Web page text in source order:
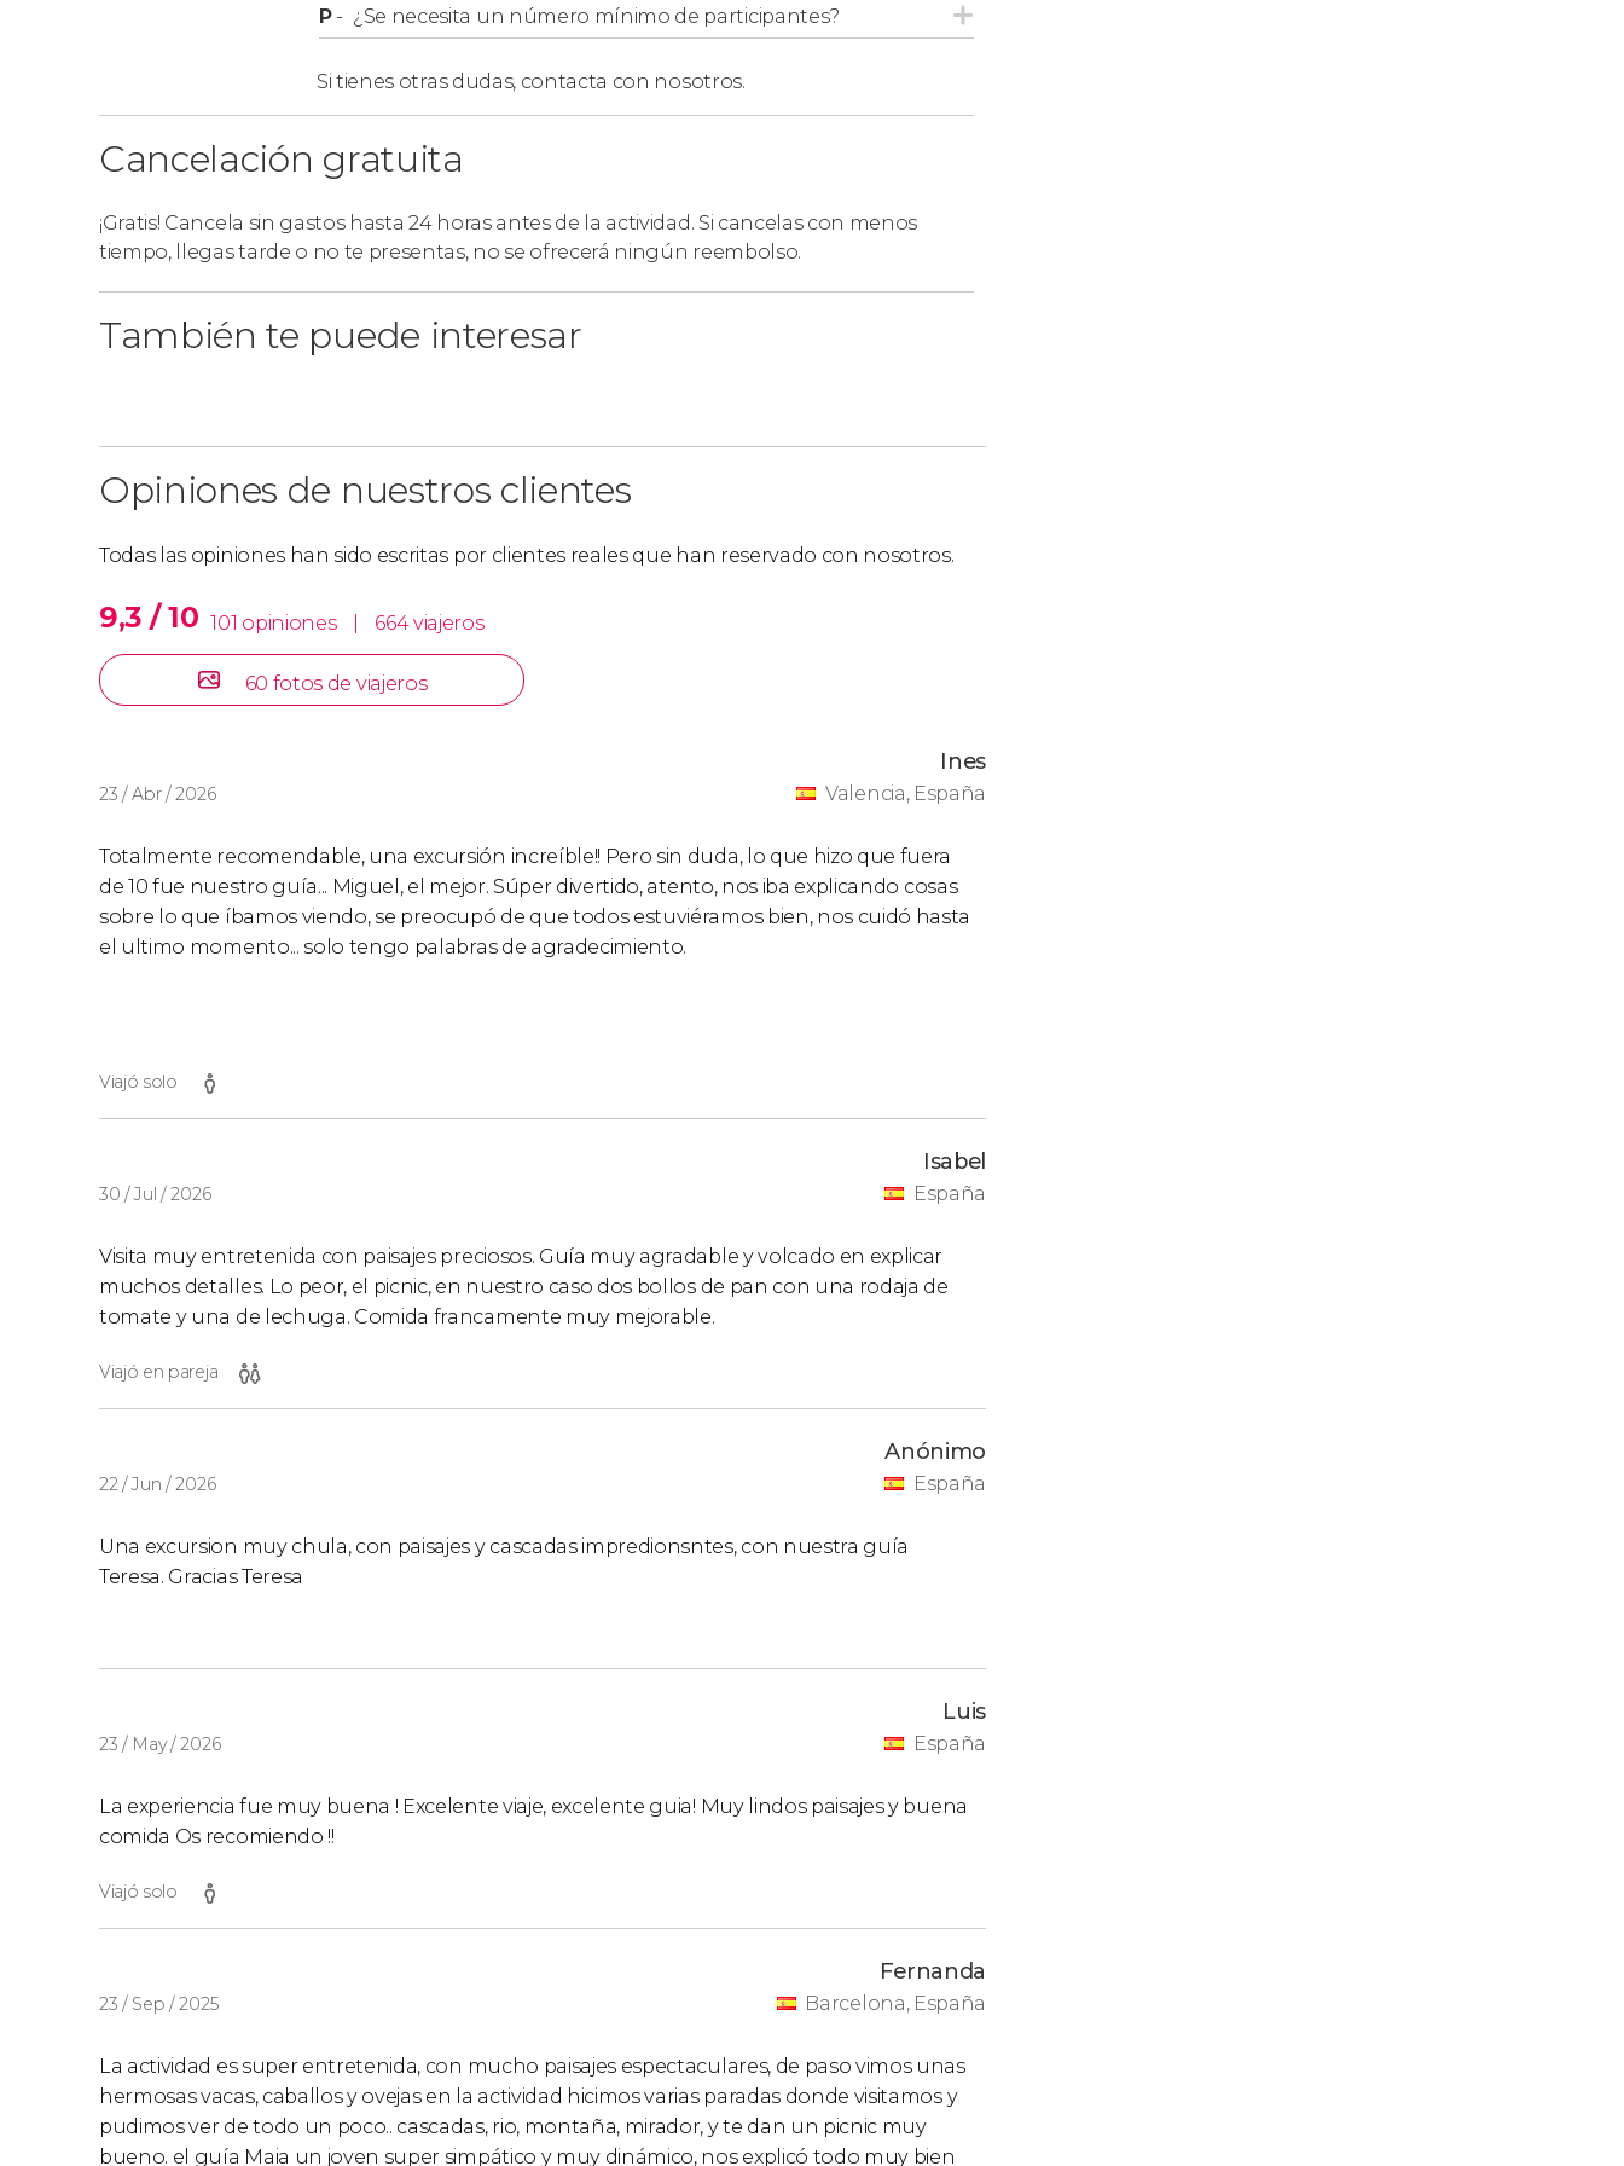
P- ¿Se necesita un número mínimo de participantes?
Si tienes otras dudas, contacta con nosotros.
Cancelación gratuita
¡Gratis! Cancela sin gastos hasta 24 horas antes de la actividad. Si cancelas con menos
tiempo, llegas tarde o no te presentas, no se ofrecerá ningún reembolso.
También te puede interesar
Opiniones de nuestros clientes
Todas las opiniones han sido escritas por clientes reales que han reservado con nosotros.
9,3 / 10 101 opiniones 664 viajeros
60 fotos de viajeros
23 / Abr / 2026
Ines
Valencia, España
Totalmente recomendable, una excursión increíble!! Pero sin duda, lo que hizo que fuera
de 10 fue nuestro guía... Miguel, el mejor. Súper divertido, atento, nos iba explicando cosas
sobre lo que íbamos viendo, se preocupó de que todos estuviéramos bien, nos cuidó hasta
el ultimo momento... solo tengo palabras de agradecimiento.
Viajó solo
30 / Jul / 2026
Isabel
España
Visita muy entretenida con paisajes preciosos. Guía muy agradable y volcado en explicar
muchos detalles. Lo peor, el picnic, en nuestro caso dos bollos de pan con una rodaja de
tomate y una de lechuga. Comida francamente muy mejorable.
Viajó en pareja
22 / Jun / 2026
Anónimo
España
Una excursion muy chula, con paisajes y cascadas impredionsntes, con nuestra guía
Teresa. Gracias Teresa
23 / May / 2026
Luis
España
La experiencia fue muy buena ! Excelente viaje, excelente guia! Muy lindos paisajes y buena
comida Os recomiendo !!
Viajó solo
23 / Sep / 2025
Fernanda
Barcelona, España
La actividad es super entretenida, con mucho paisajes espectaculares, de paso vimos unas
hermosas vacas, caballos y ovejas en la actividad hicimos varias paradas donde visitamos y
pudimos ver de todo un poco.. cascadas, rio, montaña, mirador, y te dan un picnic muy
bueno. el guía Maia un joven super simpático y muy dinámico, nos explicó todo muy bien